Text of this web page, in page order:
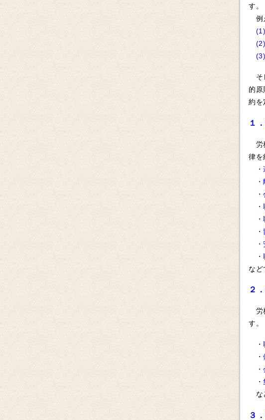
す。
例
(1)
(2)
そ
的原
約を
１
労
律を
・
・
・
・
・
・
・
・
など
２
労
す。
・
・
・
・
な
３